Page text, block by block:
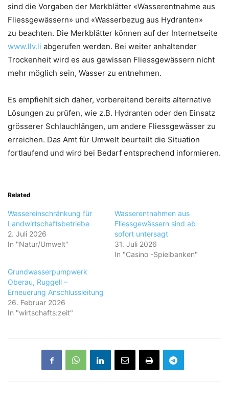
sind die Vorgaben der Merkblätter «Wasserentnahme aus
Fliessgewässern» und «Wasserbezug aus Hydranten»
zu beachten. Die Merkblätter können auf der Internetseite
www.llv.li abgerufen werden. Bei weiter anhaltender
Trockenheit wird es aus gewissen Fliessgewässern nicht
mehr möglich sein, Wasser zu entnehmen.
Es empfiehlt sich daher, vorbereitend bereits alternative
Lösungen zu prüfen, wie z.B. Hydranten oder den Einsatz
grösserer Schlauchlängen, um andere Fliessgewässer zu
erreichen. Das Amt für Umwelt beurteilt die Situation
fortlaufend und wird bei Bedarf entsprechend informieren.
Related
Wassereinschränkung für
Landwirtschaftsbetriebe
2. Juli 2026
In "Natur/Umwelt"
Wasserentnahmen aus
Fliessgewässern sind ab
sofort untersagt
31. Juli 2026
In "Casino -Spielbanken"
Grundwasserpumpwerk
Oberau, Ruggell –
Erneuerung Anschlussleitung
26. Februar 2026
In "wirtschafts:zeit"